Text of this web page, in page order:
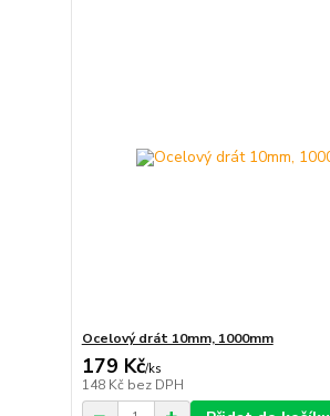
Ocelový drát 10mm, 1000mm
179 Kč/ks
148 Kč bez DPH